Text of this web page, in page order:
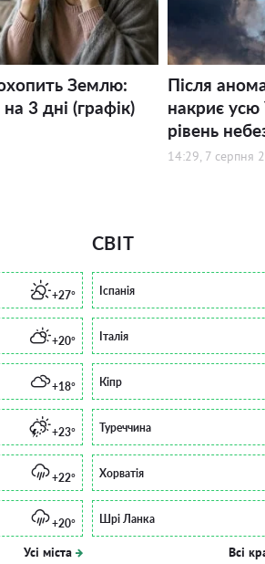
Землю:
3 дні (графік)
Після
накриє усю
рівень
14:29, 7 серпня
+27°
+20°
+18°
+23°
+22°
+20°
Усі міста
СВІТ
Іспанія
Італія
Кіпр
Туреччина
Хорватія
Шрі Ланка
Всі